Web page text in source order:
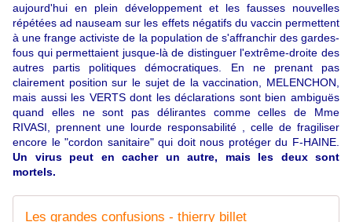
aujourd'hui en plein développement et les fausses nouvelles
répétées ad nauseam sur les effets négatifs du vaccin permettent
à une frange activiste de la population de s'affranchir des gardes-
fous qui permettaient jusque-là de distinguer l'extrême-droite des
autres partis politiques démocratiques. En ne prenant pas
clairement position sur le sujet de la vaccination, MELENCHON,
mais aussi les VERTS dont les déclarations sont bien ambiguës
quand elles ne sont pas délirantes comme celles de Mme
RIVASI, prennent une lourde responsabilité , celle de fragiliser
encore le "cordon sanitaire" qui doit nous protéger du F-HAINE.
Un virus peut en cacher un autre, mais les deux sont
mortels.
Les grandes confusions - thierry billet